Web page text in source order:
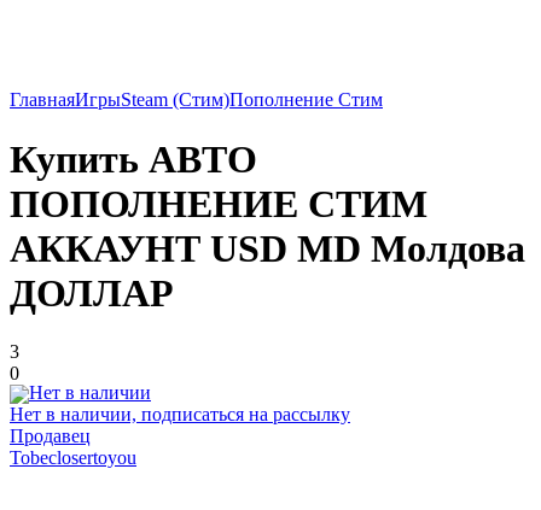
ГлавнаяИгрыSteam (Стим)Пополнение Стим
Купить АВТО
ПОПОЛНЕНИЕ СТИМ
АККАУНТ USD MD Молдова
ДОЛЛАР
3
0
Нет в наличии, подписаться на рассылку
Продавец
Tobeclosertoyou